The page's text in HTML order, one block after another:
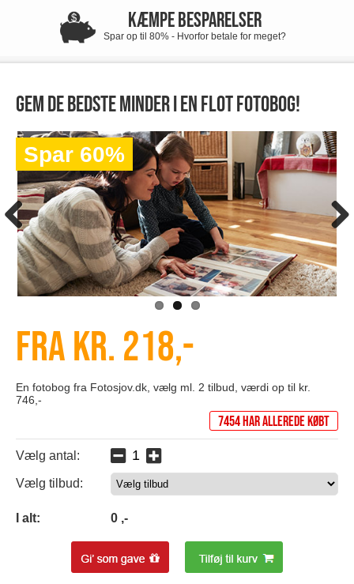
KÆMPE BESPARELSER
Spar op til 80% - Hvorfor betale for meget?
Gem de bedste minder i en flot fotobog!
Spar 60%
Fra kr. 218,-
En fotobog fra Fotosjov.dk, vælg ml. 2 tilbud, værdi op til kr.
746,-
7454 har allerede købt
Vælg antal:
Vælg tilbud:
I alt: 0 ,-